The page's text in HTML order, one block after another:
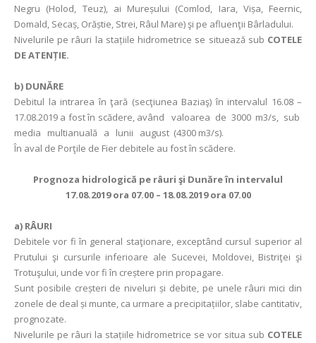
Negru (Holod, Teuz), ai Mureșului (Comlod, Iara, Vișa, Feernic,
Domald, Secaș, Orăștie, Strei, Râul Mare) şi pe afluenţii Bârladului.
Nivelurile pe râuri la stațiile hidrometrice se situează sub COTELE
DE ATENȚIE.
b) DUNĂRE
Debitul la intrarea în ţară (secţiunea Baziaş) în intervalul 16.08 –
17.08.2019 a fost în scădere, având valoarea de 3000 m3/s, sub
media multianuală a lunii august (4300 m3/s).
În aval de Porţile de Fier debitele au fost în scădere.
Prognoza hidrologică pe râuri şi Dunăre în intervalul
17.08.2019 ora 07.00 – 18.08.2019 ora 07.00
a) RÂURI
Debitele vor fi în general staţionare, exceptând cursul superior al
Prutului şi cursurile inferioare ale Sucevei, Moldovei, Bistriţei şi
Trotuşului, unde vor fi în creștere prin propagare.
Sunt posibile creșteri de niveluri și debite, pe unele râuri mici din
zonele de deal și munte, ca urmare a precipitațiilor, slabe cantitativ,
prognozate.
Nivelurile pe râuri la stațiile hidrometrice se vor situa sub COTELE